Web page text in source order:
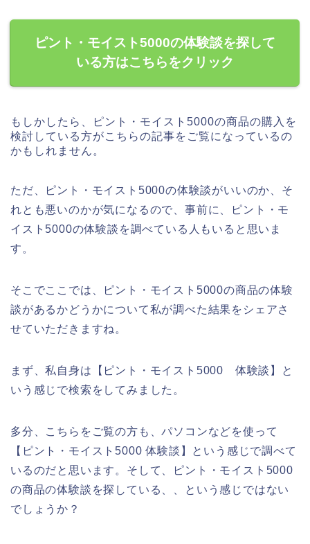
ピント・モイスト5000の体験談を探して
いる方はこちらをクリック
もしかしたら、ピント・モイスト5000の商品の購入を
検討している方がこちらの記事をご覧になっているの
かもしれません。
ただ、ピント・モイスト5000の体験談がいいのか、そ
れとも悪いのかが気になるので、事前に、ピント・モ
イスト5000の体験談を調べている人もいると思いま
す。
そこでここでは、ピント・モイスト5000の商品の体験
談があるかどうかについて私が調べた結果をシェアさ
せていただきますね。
まず、私自身は【ピント・モイスト5000 体験談】と
いう感じで検索をしてみました。
多分、こちらをご覧の方も、パソコンなどを使って
【ピント・モイスト5000 体験談】という感じで調べて
いるのだと思います。そして、ピント・モイスト5000
の商品の体験談を探している、、という感じではない
でしょうか？